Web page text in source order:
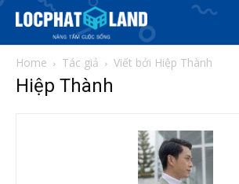
Phiên bản cập nhật
& tìm kiếm nhanh chóng hơn
Home Tác giả Viết bởi Hiệp Thành
Hiệp Thành